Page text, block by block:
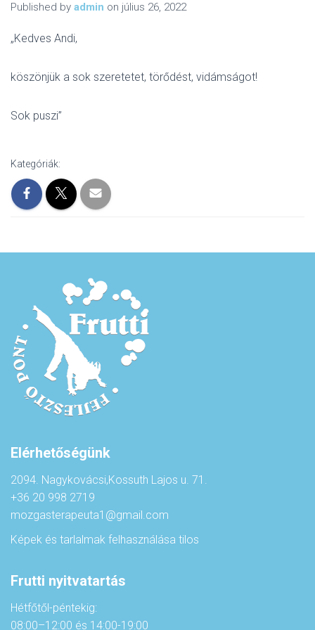
Published by admin on július 26, 2022
„Kedves Andi,
köszönjük a sok szeretetet, törődést, vidámságot!
Sok puszi”
Kategóriák:
Elérhetőségünk
2094. Nagykovácsi,Kossuth Lajos u. 71.
+36 20 998 2719
mozgasterapeuta1@gmail.com
Képek és tarlalmak felhasználása tilos
Frutti nyitvatartás
Hétfőtől-péntekig:
08:00–12:00 és 14:00-19:00